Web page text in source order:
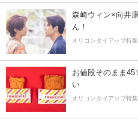
森崎ウィン×向井
ん！
オリコンタイアップ特集
お値段そのまま
い
オリコンタイアップ特集